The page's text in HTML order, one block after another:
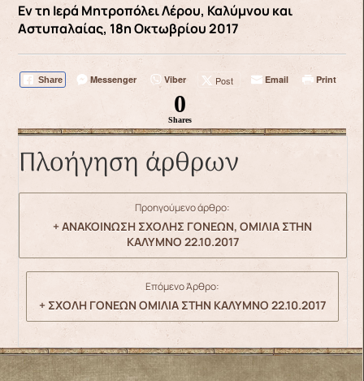
Εν τη Ιερά Μητροπόλει Λέρου, Καλύμνου και
Αστυπαλαίας, 18η Οκτωβρίου 2017
Share Messenger Viber Post Email Print
0
Shares
Πλοήγηση άρθρων
Προηγούμενο άρθρο:
+ ΑΝΑΚΟΙΝΩΣΗ ΣΧΟΛΗΣ ΓΟΝΕΩΝ, ΟΜΙΛΙΑ ΣΤΗΝ
ΚΑΛΥΜΝΟ 22.10.2017
Επόμενο Άρθρο:
+ ΣΧΟΛΗ ΓΟΝΕΩΝ ΟΜΙΛΙΑ ΣΤΗΝ ΚΑΛΥΜΝΟ 22.10.2017